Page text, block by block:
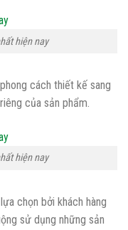
hiện nay
cách thiết kế sang
của sản phẩm.
hiện nay
chọn bởi khách hàng
sử dụng những sản